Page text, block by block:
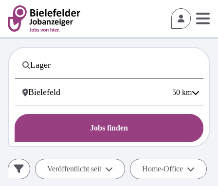
50 km
Jobs finden
Veröffentlicht seit Home-Office